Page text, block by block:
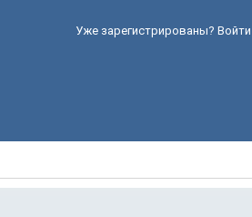
Уже зарегистрированы? Войти